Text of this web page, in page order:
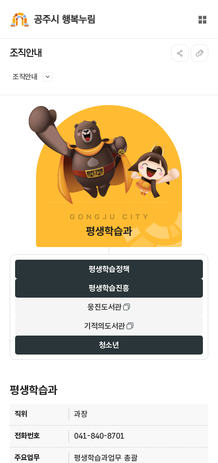
전체
조직안내
조직안내
평생학습정책
평생학습진흥
웅진도서관
기적의도서관
청소년
평생학습과
과장
041-840-8701
평생학습과업무 총괄